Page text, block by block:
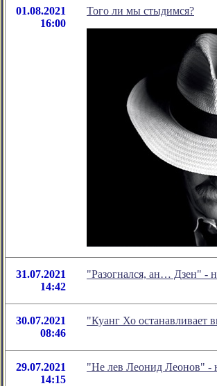
01.08.2021
16:00
Того ли мы стыдимся?
31.07.2021
14:42
"Разогнался, ан… Дзен" -
30.07.2021
08:46
"Куанг Хо останавливает
29.07.2021
14:15
"Не лев Леонид Леонов" -